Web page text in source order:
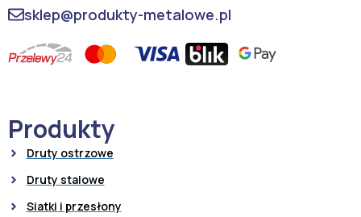
sklep@produkty-metalowe.pl
Produkty
Druty ostrzowe
Druty stalowe
Siatki i przesłony